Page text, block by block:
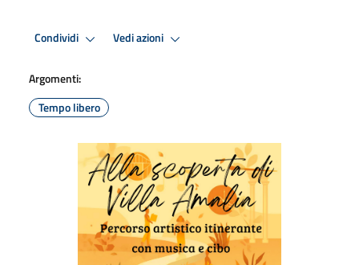
Condividi Vedi azioni
Argomenti:
Tempo libero